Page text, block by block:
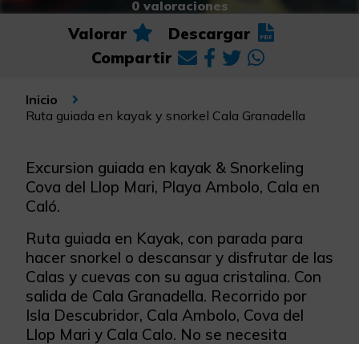
0 valoraciones
Valorar
Descargar
Compartir
Inicio
Ruta guiada en kayak y snorkel Cala Granadella
Excursion guiada en kayak & Snorkeling
Cova del Llop Mari, Playa Ambolo, Cala en
Caló.
Ruta guiada en Kayak, con parada para
hacer snorkel o descansar y disfrutar de las
Calas y cuevas con su agua cristalina. Con
salida de Cala Granadella. Recorrido por
Isla Descubridor, Cala Ambolo, Cova del
Llop Mari y Cala Calo. No se necesita